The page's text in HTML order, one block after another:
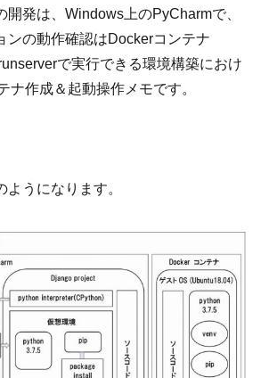
開発は、Windows上のPyCharmで、
ンの動作確認はDockerコンテナ
で実行できる環境構築におけ
ナ作成＆起動操作メモです。
ようになります。